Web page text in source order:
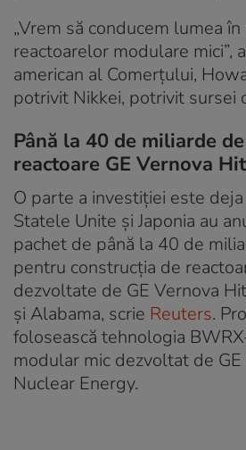
„Vrem să conducem lumea
reactoarelor modulare mici”,
american al Comerțului,
potrivit Nikkei, potrivit sursei
Până la 40 de miliarde
reactoare GE Vernova
O parte a investiției este
Statele Unite și Japonia au
pachet de până la 40 de
pentru construcția de
dezvoltate de GE Vernova
și Alabama, scrie Reuters.
folosească tehnologia
modular mic dezvoltat de
Nuclear Energy.